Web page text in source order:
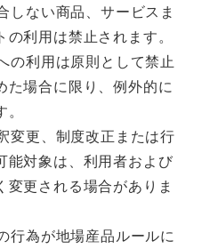
しない商品、サービスま
利用は禁止されます。
の利用は原則として禁止
た場合に限り、例外的に
変更、制度改正または行
能対象は、利用者および
更される場合がありま
行為が地場産品ルールに